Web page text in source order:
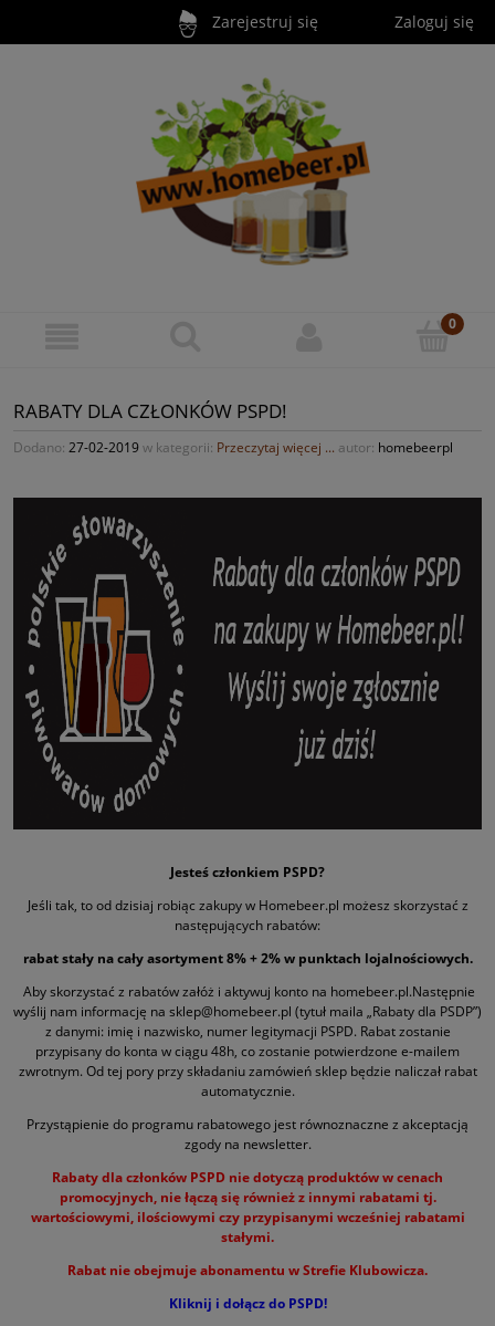
Zarejestruj się Zaloguj się
RABATY DLA CZŁONKÓW PSPD!
Dodano: 27-02-2019w kategorii: Przeczytaj więcej ... autor: homebeerpl
Jesteś członkiem PSPD?
Jeśli tak, to od dzisiaj robiąc zakupy w Homebeer.pl możesz skorzystać z
następujących rabatów:
rabat stały na cały asortyment 8% + 2% w punktach lojalnościowych.
Aby skorzystać z rabatów załóż i aktywuj konto na homebeer.pl.Następnie
wyślij nam informację na sklep@homebeer.pl (tytuł maila „Rabaty dla PSDP”)
z danymi: imię i nazwisko, numer legitymacji PSPD. Rabat zostanie
przypisany do konta w ciągu 48h, co zostanie potwierdzone e-mailem
zwrotnym. Od tej pory przy składaniu zamówień sklep będzie naliczał rabat
automatycznie.
Przystąpienie do programu rabatowego jest równoznaczne z akceptacją
zgody na newsletter.
Rabaty dla członków PSPD nie dotyczą produktów w cenach
promocyjnych, nie łączą się również z innymi rabatami tj.
wartościowymi, ilościowymi czy przypisanymi wcześniej rabatami
stałymi.
Rabat nie obejmuje abonamentu w Strefie Klubowicza.
Kliknij i dołącz do PSPD!